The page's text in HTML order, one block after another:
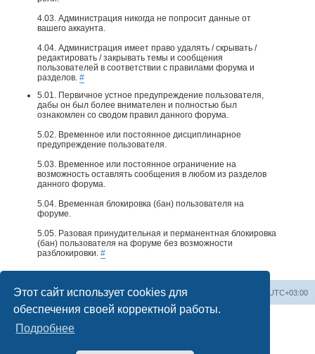
Этот сайт использует cookies для
обеспечения своей корректной работы.
Подробнее
4.03. Администрация никогда не попросит данные от
вашего аккаунта.
4.04. Администрация имеет право удалять / скрывать /
редактировать / закрывать темы и сообщения
пользователей в соответствии с правилами форума и
разделов. #
5.01. Первичное устное предупреждение пользователя,
дабы он был более внимателен и полностью был
ознакомлен со сводом правил данного форума.
5.02. Временное или постоянное дисциплинарное
предупреждение пользователя.
5.03. Временное или постоянное ограничение на
возможность оставлять сообщения в любом из разделов
данного форума.
5.04. Временная блокировка (бан) пользователя на
форуме.
5.05. Разовая принудительная и перманентная блокировка
(бан) пользователя на форуме без возможности
разблокировки. #
Home 📌 Topics & Discussions UTC+03:00